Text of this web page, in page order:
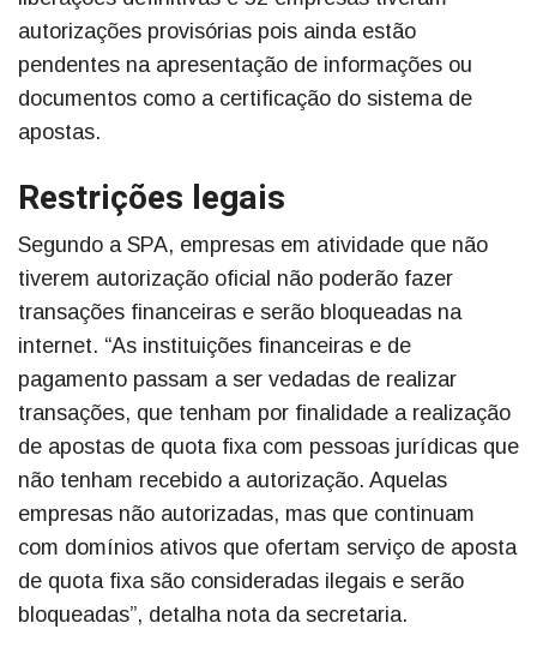
autorizações provisórias pois ainda estão
pendentes na apresentação de informações ou
documentos como a certificação do sistema de
apostas.
Restrições legais
Segundo a SPA, empresas em atividade que não
tiverem autorização oficial não poderão fazer
transações financeiras e serão bloqueadas na
internet. “As instituições financeiras e de
pagamento passam a ser vedadas de realizar
transações, que tenham por finalidade a realização
de apostas de quota fixa com pessoas jurídicas que
não tenham recebido a autorização. Aquelas
empresas não autorizadas, mas que continuam
com domínios ativos que ofertam serviço de aposta
de quota fixa são consideradas ilegais e serão
bloqueadas”, detalha nota da secretaria.